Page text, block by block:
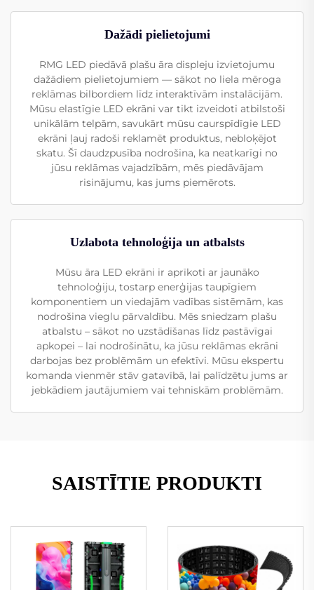
Dažādi pielietojumi
RMG LED piedāvā plašu āra displeju izvietojumu
dažādiem pielietojumiem — sākot no liela mēroga
reklāmas bilbordiem līdz interaktīvām instalācijām.
Mūsu elastīgie LED ekrāni var tikt izveidoti atbilstoši
unikālām telpām, savukārt mūsu caurspīdīgie LED
ekrāni ļauj radoši reklamēt produktus, nebloķējot
skatu. Šī daudzpusība nodrošina, ka neatkarīgi no
jūsu reklāmas vajadzībām, mēs piedāvājam
risinājumu, kas jums piemērots.
Uzlabota tehnoloģija un atbalsts
Mūsu āra LED ekrāni ir aprīkoti ar jaunāko
tehnoloģiju, tostarp enerģijas taupīgiem
komponentiem un viedajām vadības sistēmām, kas
nodrošina vieglu pārvaldību. Mēs sniedzam plašu
atbalstu – sākot no uzstādīšanas līdz pastāvīgai
apkopei – lai nodrošinātu, ka jūsu reklāmas ekrāni
darbojas bez problēmām un efektīvi. Mūsu ekspertu
komanda vienmēr stāv gatavībā, lai palīdzētu jums ar
jebkādiem jautājumiem vai tehniskām problēmām.
SAISTĪTIE PRODUKTI